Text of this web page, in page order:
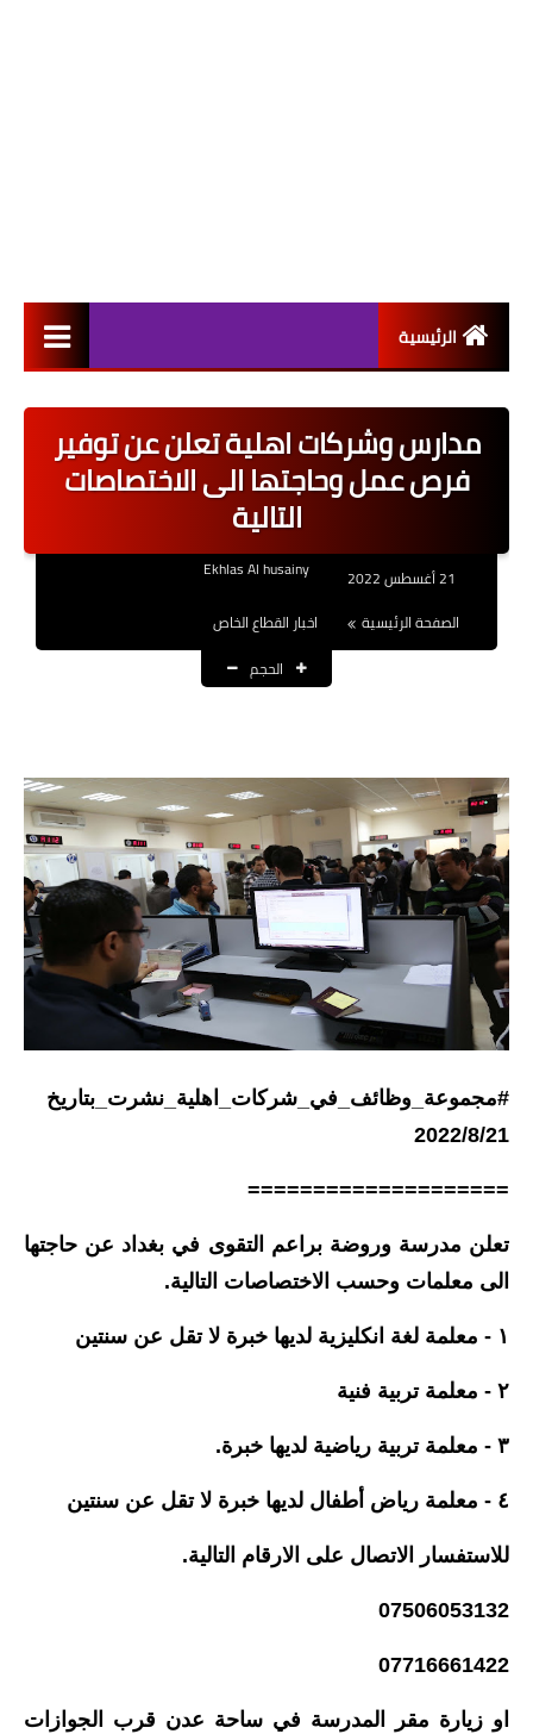
الرئيسية
اخبار القطاع العام
اخبار القطاع الخاص
نتائج التعيينات
العقود والاجور اليومية
الرواتب والقروض
القروض والسلف
المنح المالية
قطع الاراضي
اخبار العراق
الاخبار السياسية
الاخبار الامنية
الاخبار الاقتصادية
اخبار وقرارات وزارة التربية
نتائج الامتحانات
المرحلة المتوسطة
المرحلة الاعدادية
اسئلة وزارية
المرحلة الاعدادية
مدارس وشركات اهلية تعلن عن توفير
فرص عمل وحاجتها الى الاختصاصات
التالية
Ekhlas Al husainy
الصفحة الرئيسية
اخبار القطاع الخاص
الحجم
#مجموعة_وظائف_في_شركات_اهلية_نشرت_بتاريخ
2022/8/21
====================
تعلن مدرسة وروضة براعم التقوى في بغداد عن حاجتها
الى معلمات وحسب الاختصاصات التالية.
١ - معلمة لغة انكليزية لديها خبرة لا تقل عن سنتين
٢ - معلمة تربية فنية
٣ - معلمة تربية رياضية لديها خبرة.
٤ - معلمة رياض أطفال لديها خبرة لا تقل عن سنتين
للاستفسار الاتصال على الارقام التالية.
07506053132
07716661422
او زيارة مقر المدرسة في ساحة عدن قرب الجوازات